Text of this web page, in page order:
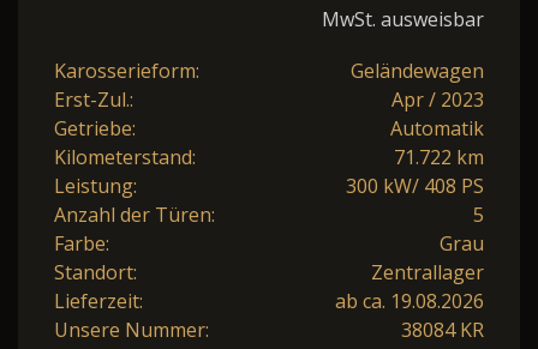
MwSt. ausweisbar
Karosserieform:
Geländewagen
Erst-Zul.:
Apr / 2023
Getriebe:
Automatik
Kilometerstand:
71.722 km
Leistung:
300 kW/ 408 PS
Anzahl der Türen:
5
Farbe:
Grau
Standort:
Zentrallager
Lieferzeit:
ab ca. 19.08.2026
Unsere Nummer:
38084 KR